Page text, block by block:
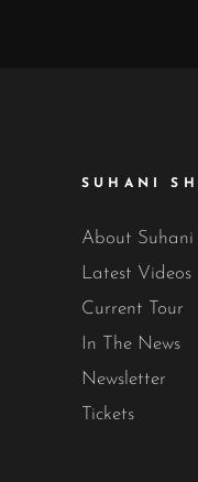
SUHANI
About Suhani
Latest Videos
Current Tour
In The News
Newsletter
Tickets